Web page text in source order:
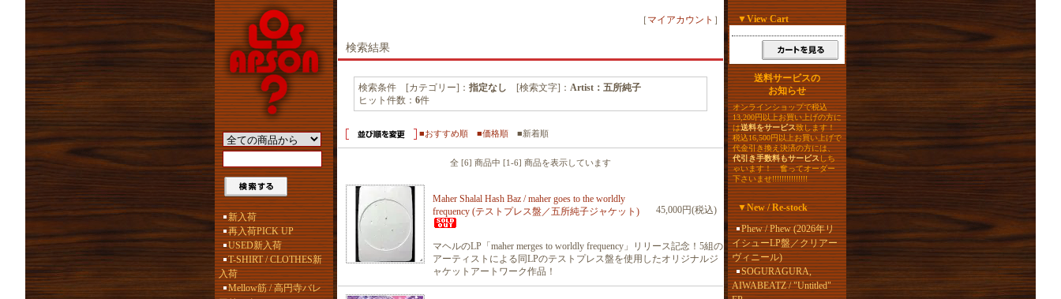
新入荷
再入荷PICK UP
USED新入荷
T-SHIRT / CLOTHES新
入荷
Mellow筋 / 高円寺バレ
［ マイアカウント ］
検索結果
検索条件 [カテゴリー]： 指定なし [検索文字]： Artist：五所純子
ヒット件数： 6件
■おすすめ順 ■価格順 ■新着順
全 [6] 商品中 [1-6] 商品を表示しています
Maher Shalal Hash Baz / maher goes to the worldly
frequency (テストプレス盤／五所純子ジャケット)
45,000円(税込)
マヘルのLP「maher merges to worldly frequency」リリース記念！5組の
アーティストによる同LPのテストプレス盤を使用したオリジナルジ
ャケットアートワーク作品！
▼View Cart
送料サービスの
お知らせ
オンラインショップで税込
13,200円以上お買い上げの方に
は送料をサービス致します！
税込16,500円以上お買い上げで
代金引き換え決済の方には、
代引き手数料もサービスしち
ゃいます！ 奮ってオーダー
下さいませ!!!!!!!!!!!!!!!
▼New / Re-stock
Phew / Phew (2026年リ
イシューLP盤／クリアー
ヴィニール)
SOGURAGURA,
AIWABEATZ / "Untitled"